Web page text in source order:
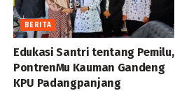
BERITA
Edukasi Santri tentang Pemilu,
PontrenMu Kauman Gandeng
KPU Padangpanjang